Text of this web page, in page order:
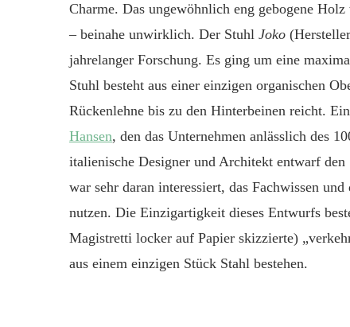
Charme. Das ungewöhnlich eng gebogene
– beinahe unwirklich. Der Stuhl Joko
jahrelanger Forschung. Es ging um eine
Stuhl besteht aus einer einzigen organischen
Rückenlehne bis zu den Hinterbeinen reicht.
Hansen, den das Unternehmen anlässlich des
italienische Designer und Architekt entwarf
war sehr daran interessiert, das Fachwissen
nutzen. Die Einzigartigkeit dieses Entwurfs
Magistretti locker auf Papier skizzierte) „
aus einem einzigen Stück Stahl bestehen.